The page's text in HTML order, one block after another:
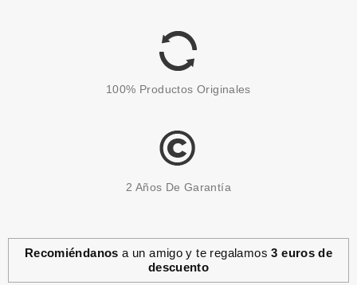
3.89€
CATRICE
100% Productos Originales
2 Años De Garantía
Recomiéndanos a un amigo y te regalamos3 euros de
descuento